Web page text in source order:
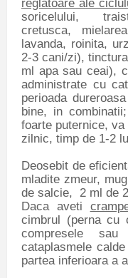
soricelului,
cretusca,
lavanda, roinita,
2-3 cani/zi),
ml apa sau ceai),
administrate cu
perioada
bine, in
foarte puternice,
zilnic, timp de 1-2
Deosebit de
mladite zmeur,
de salcie, 2 ml de
Daca aveti
cimbrul (perna cu
compresele
cataplasmele
partea inferioara a